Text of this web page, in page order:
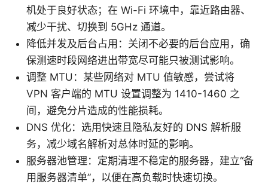
机处于良好状态；在 Wi-Fi 环境中，靠近路由器、
减少干扰、切换到 5GHz 通道。
降低并发及后台占用：关闭不必要的后台应用，确
保测速时段网络进出带宽尽可能只被测试影响。
调整 MTU：某些网络对 MTU 值敏感，尝试将
VPN 客户端的 MTU 设置调整为 1410-1460 之
间，避免分片造成的性能损耗。
DNS 优化：选用快速且隐私友好的 DNS 解析服
务，减少域名解析对总体时延的影响。
服务器池管理：定期清理不稳定的服务器，建立“备
用服务器清单”，以便在高负载时快速切换。